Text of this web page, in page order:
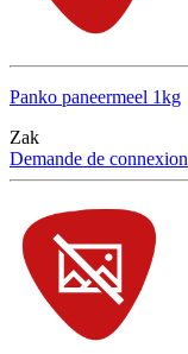
Panko paneermeel 1kg
Zak
Demande de connexion